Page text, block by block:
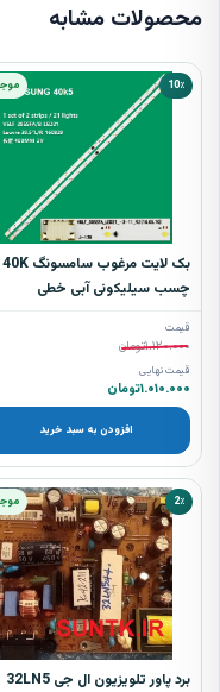
محصولات مشابه
10٪
چسب سیلیکونی آبی خطی
قیمت
۱.۱۲۰.۰۰۰تومان
قیمت نهایی
۱.۰۱۰.۰۰۰تومان
افزودن به سبد خرید
2٪
برد پاور تلویزیون ال جی 32LN5